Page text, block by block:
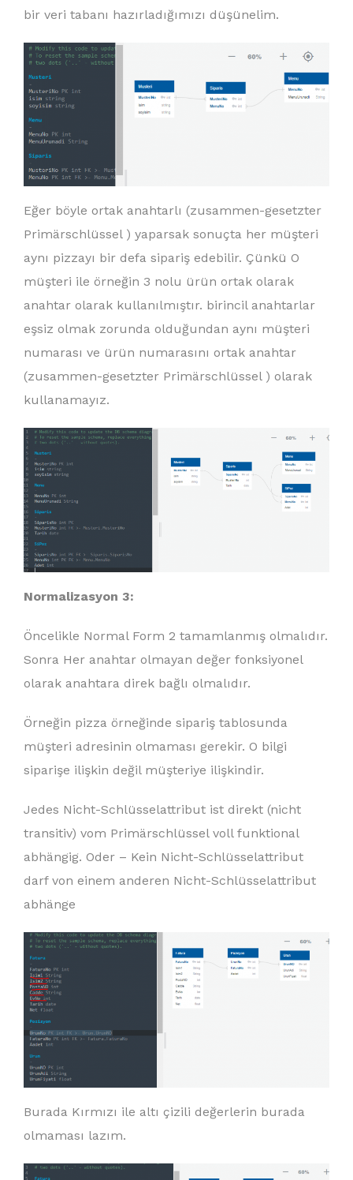
bir veri tabanı hazırladığımızı düşünelim.
Eğer böyle ortak anahtarlı (zusammen-gesetzter
Primärschlüssel ) yaparsak sonuçta her müşteri
aynı pizzayı bir defa sipariş edebilir. Çünkü O
müşteri ile örneğin 3 nolu ürün ortak olarak
anahtar olarak kullanılmıştır. birincil anahtarlar
eşsiz olmak zorunda olduğundan aynı müşteri
numarası ve ürün numarasını ortak anahtar
(zusammen-gesetzter Primärschlüssel ) olarak
kullanamayız.
Normalizasyon 3:
Öncelikle Normal Form 2 tamamlanmış olmalıdır.
Sonra Her anahtar olmayan değer fonksiyonel
olarak anahtara direk bağlı olmalıdır.
Örneğin pizza örneğinde sipariş tablosunda
müşteri adresinin olmaması gerekir. O bilgi
siparişe ilişkin değil müşteriye ilişkindir.
Jedes Nicht-Schlüsselattribut ist direkt (nicht
transitiv) vom Primärschlüssel voll funktional
abhängig. Oder – Kein Nicht-Schlüsselattribut
darf von einem anderen Nicht-Schlüsselattribut
abhänge
Burada Kırmızı ile altı çizili değerlerin burada
olmaması lazım.